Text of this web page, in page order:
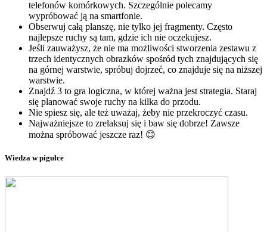
telefonów komórkowych. Szczególnie polecamy
wypróbować ją na smartfonie.
Obserwuj całą planszę, nie tylko jej fragmenty. Często
najlepsze ruchy są tam, gdzie ich nie oczekujesz.
Jeśli zauważysz, że nie ma możliwości stworzenia zestawu z
trzech identycznych obrazków spośród tych znajdujących się
na górnej warstwie, spróbuj dojrzeć, co znajduje się na niższej
warstwie.
Znajdź 3 to gra logiczna, w której ważna jest strategia. Staraj
się planować swoje ruchy na kilka do przodu.
Nie spiesz się, ale też uważaj, żeby nie przekroczyć czasu.
Najważniejsze to zrelaksuj się i baw się dobrze! Zawsze
można spróbować jeszcze raz! 😊
Wiedza w pigułce